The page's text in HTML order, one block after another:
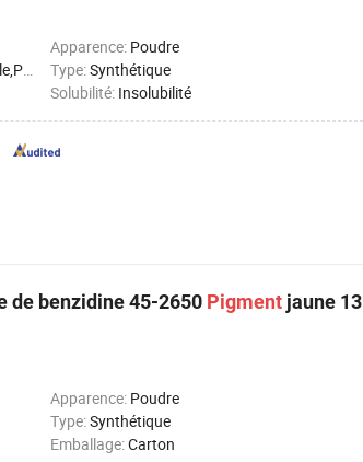
Apparence: Poudre
Type:Synthétique
Solubilité: Insolubilité
de benzidine 45-2650 Pigment jaune 13
Apparence: Poudre
Type:Synthétique
Emballage:Carton